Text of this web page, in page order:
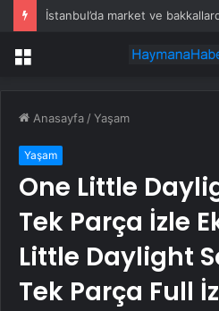
Menü
Anasayfa /Yaşam
Yaşam
One Little
Tek Parça İzle
Little Daylight
Tek Parça Full